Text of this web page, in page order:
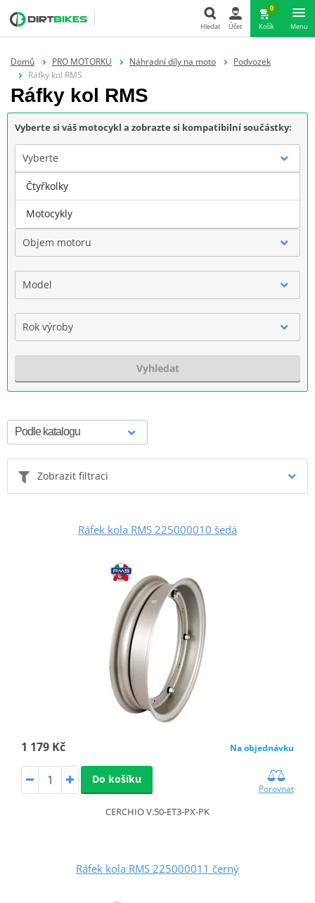
Hledat
Hledat Účet
0
Košík Menu
Domů PRO MOTORKU Náhradní díly na moto
Podvozek
Ráfky kol RMS
Ráfky kol RMS
Vyberte si váš motocykl a zobrazte si kompatibilní součástky:
Vyberte
Značka
Objem motoru
Model
Rok výroby
Vyhledat
Zobrazit filtraci
Ráfek kola RMS 225000010 šedá
1 179 Kč Na objednávku
Do košíku
Porovnat
CERCHIO V.50-ET3-PX-PK
Ráfek kola RMS 225000011 černý
Čtyřkolky
Motocykly